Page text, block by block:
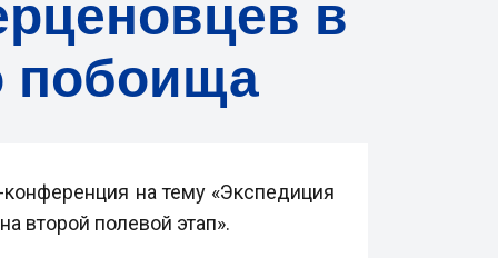
в
побоища
на тему «Экспедиция
второй полевой этап».